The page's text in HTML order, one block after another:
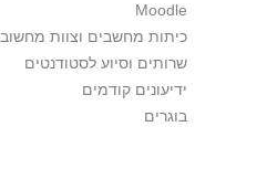
Moodle
כיתות מחשבים וצוות מחשוב
שרותים וסיוע לסטודנטים
ידיעונים קודמים
בוגרים